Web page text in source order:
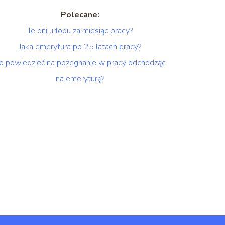
Polecane:
Ile dni urlopu za miesiąc pracy?
Jaka emerytura po 25 latach pracy?
powiedzieć na pożegnanie w pracy odchodząc
na emeryturę?